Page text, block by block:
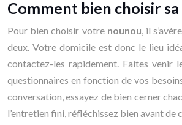
Comment bien choisir
Pour bien choisir votre nounou, il
deux. Votre domicile est donc le lieu
contactez-les rapidement. Faites venir
questionnaires en fonction de vos
conversation, essayez de bien cerner
l’entretien fini, réfléchissez bien avant de